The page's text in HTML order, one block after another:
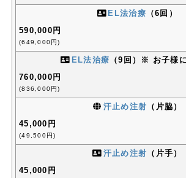
EL法治療 （6回）
590,000円
(649,000円)
EL法治療 （9回）※ お子様
760,000円
(836,000円)
汗止め注射 （片脇）
45,000円
(49,500円)
汗止め注射 （片手）
45,000円